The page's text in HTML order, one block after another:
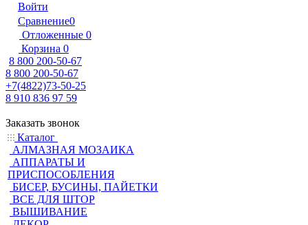
Войти
Сравнение0
Отложенные 0
Корзина 0
8 800 200-50-67
8 800 200-50-67
+7(4822)73-50-25
8 910 836 97 59
Заказать звонок
Каталог
АЛМАЗНАЯ МОЗАИКА
АППАРАТЫ И
ПРИСПОСОБЛЕНИЯ
БИСЕР, БУСИНЫ, ПАЙЕТКИ
ВСЕ ДЛЯ ШТОР
ВЫШИВАНИЕ